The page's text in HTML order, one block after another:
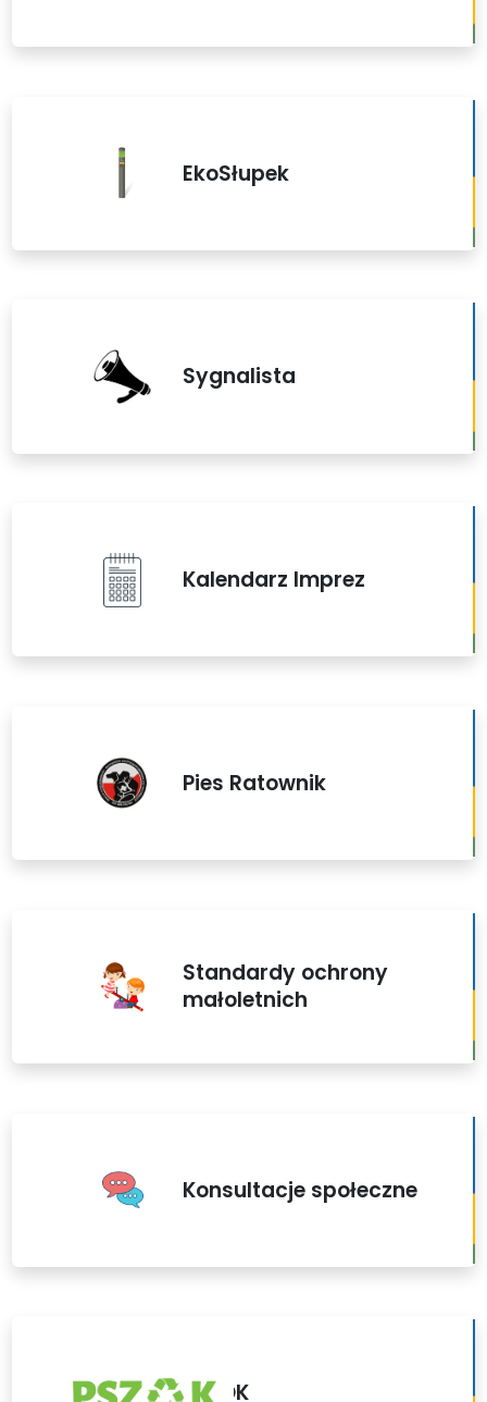
EkoSłupek
Sygnalista
Kalendarz Imprez
Pies Ratownik
Standardy ochrony
małoletnich
Konsultacje społeczne
PSZOK